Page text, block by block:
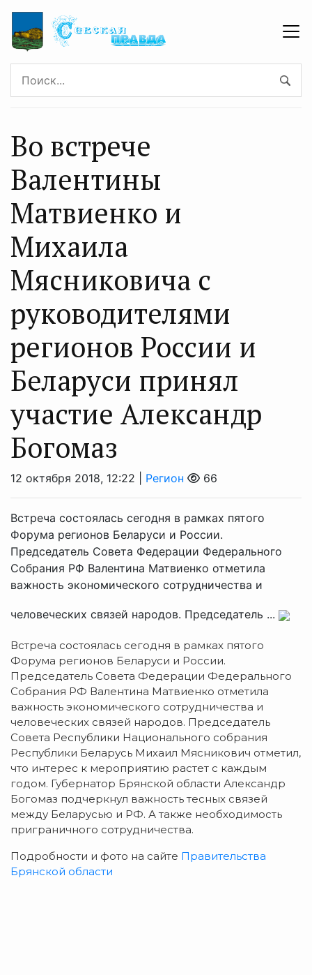
Во встрече
Валентины
Матвиенко и
Михаила
Мясниковича с
руководителями
регионов России и
Беларуси принял
участие Александр
Богомаз
12 октября 2018, 12:22 | Регион 66
Встреча состоялась сегодня в рамках пятого
Форума регионов Беларуси и России.
Председатель Совета Федерации Федерального
Собрания РФ Валентина Матвиенко отметила
важность экономического сотрудничества и
человеческих связей народов. Председатель ...
Встреча состоялась сегодня в рамках пятого
Форума регионов Беларуси и России.
Председатель Совета Федерации Федерального
Собрания РФ Валентина Матвиенко отметила
важность экономического сотрудничества и
человеческих связей народов. Председатель
Совета Республики Национального собрания
Республики Беларусь Михаил Мясникович отметил,
что интерес к мероприятию растет с каждым
годом. Губернатор Брянской области Александр
Богомаз подчеркнул важность тесных связей
между Беларусью и РФ. А также необходимость
приграничного сотрудничества.
Подробности и фото на сайте Правительства
Брянской области